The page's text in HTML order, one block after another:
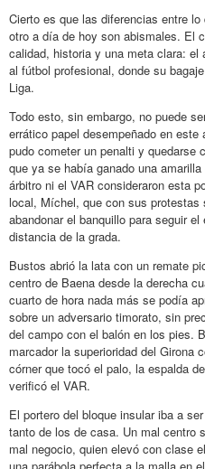
Cierto es que las diferencias entre
otro a día de hoy son abismales. El
calidad, historia y una meta clara:
al fútbol profesional, donde su
Liga.
Todo esto, sin embargo, no puede
errático papel desempeñado en
pudo cometer un penalti y quedarse
que ya se había ganado una
árbitro ni el VAR consideraron esta
local, Míchel, que con sus
abandonar el banquillo para seguir
distancia de la grada.
Bustos abrió la lata con un remate
centro de Baena desde la derecha
cuarto de hora nada más se podía
sobre un adversario timorato, sin
del campo con el balón en los pies.
marcador la superioridad del Girona
córner que tocó el palo, la espalda
verificó el VAR.
El portero del bloque insular iba a
tanto de los de casa. Un mal centro
mal negocio, quien elevó con clase